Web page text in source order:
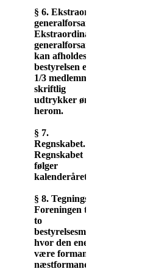
§ 6. Ekstraordinær
generalforsamling.
Ekstraordinær
generalforsamling
kan afholdes, når
bestyrelsen eller
1/3 medlemmer
skriftlig
udtrykker ønske
herom.
§ 7.
Regnskabet.
Regnskabet
følger
kalenderåret.
§ 8. Tegningsret.
Foreningen tegnes af
to
bestyrelsesmedlemmer,
hvor den ene skal
være formand eller
næstformand.